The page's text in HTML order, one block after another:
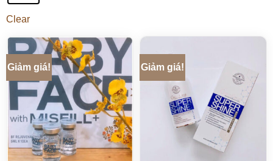
Clear
Giảm giá! Giảm giá!